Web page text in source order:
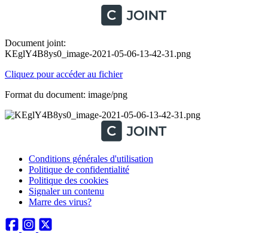
Document joint:
KEglY4B8ys0_image-2021-05-06-13-42-31.png
Cliquez pour accéder au fichier
Format du document: image/png
Conditions générales d'utilisation
Politique de confidentialité
Politique des cookies
Signaler un contenu
Marre des virus?